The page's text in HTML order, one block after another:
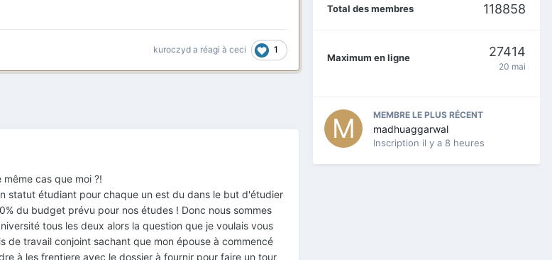
kuroczyd a réagi à ceci 1
cas que moi ?!
statut étudiant pour chaque un est du dans le but d'étudier
du budget prévu pour nos études ! Donc nous sommes
tous les deux alors la question que je voulais vous
travail conjoint sachant que mon épouse à commencé
à les frentiere avec le dossier à fournir pour faire un tour
Total des membres 118858
Maximum en ligne 27414
20 mai
MEMBRE LE PLUS RÉCENT
madhuaggarwal
Inscription il y a 8 heures